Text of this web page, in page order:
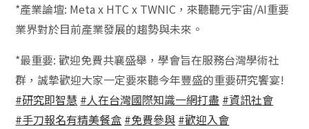
*產業論壇: Meta x HTC x TWNIC，來聽聽元宇宙/AI重要
業界對於目前產業發展的趨勢與未來。
*最重要: 歡迎免費共襄盛舉，學會旨在服務台灣學術社
群，誠摯歡迎大家一定要來聽今年豐盛的重要研究饗宴!
#研究即智慧 #人在台灣國際知識一網打盡 #資訊社會
#手刀報名有精美餐盒 #免費參與 #歡迎入會